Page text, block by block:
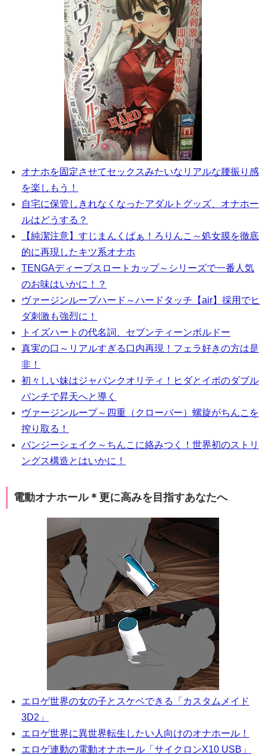
オナホを固定させてセックスみたいなリアルな腰振り感
を楽しもう！
自宅に保管しきれなくなったアダルトグッズ、オナホー
ルはどうする？
【純潔注意】すじまんくぱぁ！ろりんこ～処女膜を徹底
的に再現したキツ系オナホ
TENGAディープスロートカップ～シリーズで一番人気
のお味はいかに！？
ヴァージンループハード～ハードタッチ【air】採用でヒ
ダ刺激も強烈に！
トイズハートの代名詞、セブンティーンボルドー
真実の口～リアルすぎる口内再現！フェラ好きの方は是
非！
初々しい妹はジャパンクオリティ！ヒダとイボのダブル
パンチで昇天へと導く
ヴァージンループ～四重（クローバー）螺旋がちんこを
搾り取る！
バンジーシェイク～ちんこに絡みつく！世界初のストリ
ングス構造とはいかに！
電動オナホール＊更に高みを目指すあなたへ
エロゲ世界の女の子とスケベできる「カスタムメイド
3D2」
エロゲ世界に異世界転生したい人向けのオナホール！
エロゲ連動の電動オナホール「サイクロンX10 USB」